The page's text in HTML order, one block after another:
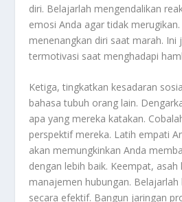
diri. Belajarlah mengendalikan
emosi Anda agar tidak
menenangkan diri saat marah. Ini
termotivasi saat menghadapi
Ketiga, tingkatkan kesadaran
bahasa tubuh orang lain.
apa yang mereka katakan.
perspektif mereka. Latih empati
akan memungkinkan Anda
dengan lebih baik. Keempat, asah
manajemen hubungan. Belajarlah
secara efektif. Bangun jaringan